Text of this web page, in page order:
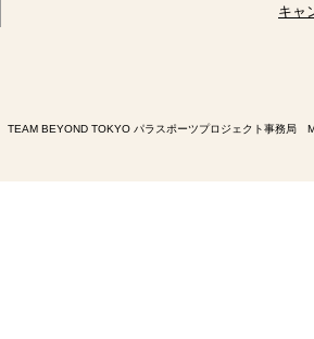
キャ
TEAM BEYOND TOKYO パラスポーツプロジェクト事務局